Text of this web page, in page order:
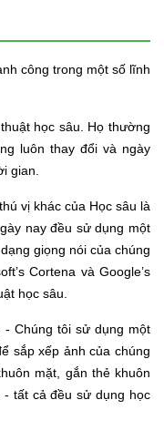
công trong một số lĩnh
học sâu. Họ thường
luôn thay đổi và ngày
gian.
vị khác của Học sâu là
nay đều sử dụng một
giọng nói của chúng
Cortena và Google’s
học sâu.
- Chúng tôi sử dụng một
sắp xếp ảnh của chúng
mặt, gắn thẻ khuôn
tất cả đều sử dụng học